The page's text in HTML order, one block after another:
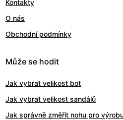
Kontakty
O nás
Obchodní podmínky
Může se hodit
Jak vybrat velikost bot
Jak vybrat velikost sandálů
Jak správně změřit nohu pro